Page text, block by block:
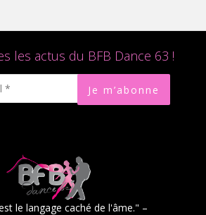
les actus du BFB Dance 63 !
le langage caché de l'âme." –